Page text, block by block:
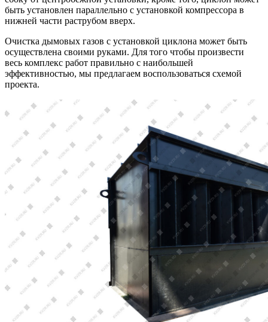
быть установлен параллельно с установкой компрессора в
нижней части раструбом вверх.
Очистка дымовых газов с установкой циклона может быть
осуществлена своими руками. Для того чтобы произвести
весь комплекс работ правильно с наибольшей
эффективностью, мы предлагаем воспользоваться схемой
проекта.